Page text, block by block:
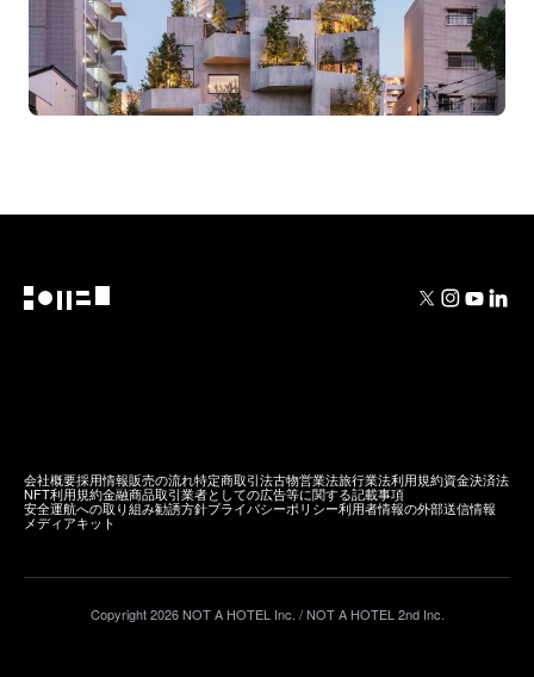
会社概要採用情報販売の流れ特定商取引法古物営業法旅行業法利用規約資金決済法
NFT利用規約金融商品取引業者としての広告等に関する記載事項
安全運航への取り組み勧誘方針プライバシーポリシー利用者情報の外部送信情報
メディアキット
Copyright2026NOT A HOTEL Inc. / NOT A HOTEL 2nd Inc.